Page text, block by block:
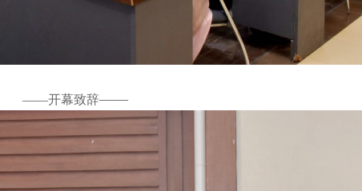
——开幕致辞——